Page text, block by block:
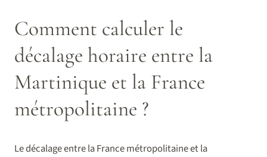
Comment calculer le
décalage horaire entre la
Martinique et la France
métropolitaine ?
Le décalage entre la France métropolitaine et la